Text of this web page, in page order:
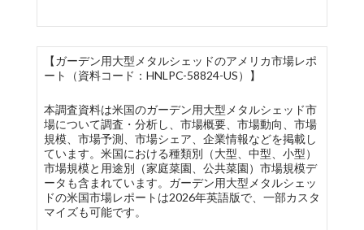
【ガーデン用大型メタルシェッドのアメリカ市場レポ
ート（資料コード：HNLPC-58824-US）】
本調査資料は米国のガーデン用大型メタルシェッド市
場について調査・分析し、市場概要、市場動向、市場
規模、市場予測、市場シェア、企業情報などを掲載し
ています。米国における種類別（大型、中型、小型）
市場規模と用途別（家庭菜園、公共菜園）市場規模デ
ータも含まれています。ガーデン用大型メタルシェッ
ドの米国市場レポートは2026年英語版で、一部カスタ
マイズも可能です。